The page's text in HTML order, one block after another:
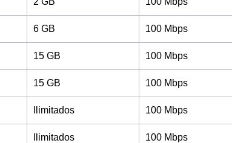
6 GB 100 Mbps
15 GB 100 Mbps
15 GB 100 Mbps
Ilimitados 100 Mbps
Ilimitados 100 Mbps